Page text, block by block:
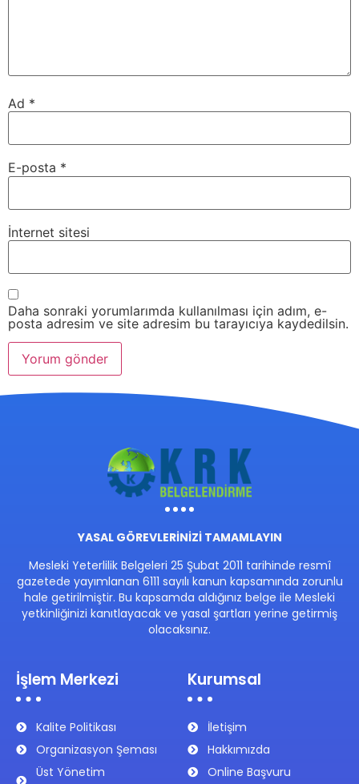
Ad *
E-posta *
İnternet sitesi
Daha sonraki yorumlarımda kullanılması için adım, e-
posta adresim ve site adresim bu tarayıcıya kaydedilsin.
YASAL GÖREVLERİNİZİ TAMAMLAYIN
Mesleki Yeterlilik Belgeleri 25 Şubat 2011 tarihinde resmî
gazetede yayımlanan 6111 sayılı kanun kapsamında zorunlu
hale getirilmiştir. Bu kapsamda aldığınız belge ile Mesleki
yetkinliğinizi kanıtlayacak ve yasal şartları yerine getirmiş
olacaksınız.
İşlem Merkezi
Kalite Politikası
Organizasyon Şeması
Üst Yönetim
Kurumsal
İletişim
Hakkımızda
Online Başvuru